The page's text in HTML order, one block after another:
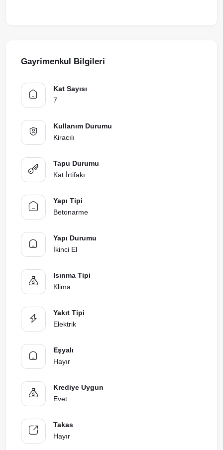
Gayrimenkul Bilgileri
Kat Sayısı
7
Kullanım Durumu
Kiracılı
Tapu Durumu
Kat İrtifakı
Yapı Tipi
Betonarme
Yapı Durumu
İkinci El
Isınma Tipi
Klima
Yakıt Tipi
Elektrik
Eşyalı
Hayır
Krediye Uygun
Evet
Takas
Hayır